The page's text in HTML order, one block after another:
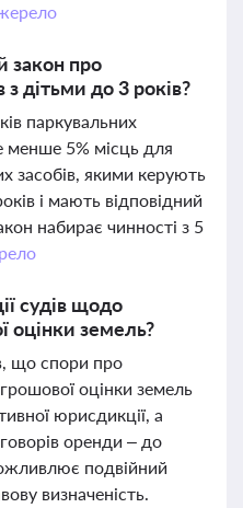
закон про
з дітьми до 3 років?
паркувальних
менше 5% місць для
засобів, якими керують
і мають відповідний
набирає чинності з 5
судів щодо
оцінки земель?
що спори про
оцінки земель
юрисдикції, а
оренди – до
подвійний
визначеність.